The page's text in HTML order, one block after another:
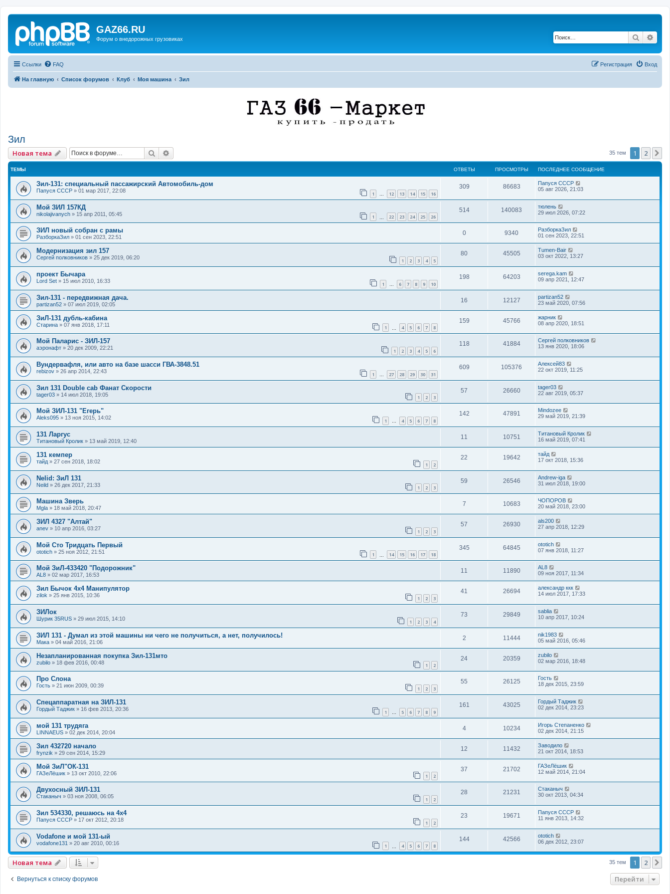
GAZ66.RU
Форум о внедорожных грузовиках Поиск
Ссылки FAQ Вход
Регистрация
На главную Список форумов Клуб Моя машина Зил
Зил
Новая тема Поиск 35 тем 1 2
ТЕМЫ ОТВЕТЫ ПРОСМОТРЫ ПОСЛЕДНЕЕ СООБЩЕНИЕ
Зил-131: специальный пассажирский Автомобиль-дом
Папуся СССР » 01 мар 2017, 22:08 1 … 12 13 14 15 16
309 86683
Папуся СССР
05 авг 2026, 21:03
Мой ЗИЛ 157КД
nikolajivanych » 15 апр 2011, 05:45 1 22 23 24 25 26
514 140083
тюлень
29 июл 2026, 07:22
ЗИЛ новый собран с рамы
РазборкаЗил » 01 сен 2023, 22:51
0 9340
РазборкаЗил
01 сен 2023, 22:51
Модернизация зил 157
Сергей полковников » 25 дек 2019, 06:20 1 2 3 4 5
80 45505
Tumen-Bair
03 окт 2022, 13:27
проект Бычара
Lord Set » 15 июл 2010, 16:33 1 … 6 7 8 9 10
198 64203
serega.kam
09 апр 2021, 12:47
Зил-131 - передвижная дача.
partizan52 » 07 июл 2019, 02:05
16 12127
partizan52
23 май 2020, 07:56
ЗиЛ-131 дубль-кабина
Старина » 07 янв 2018, 17:11 1 4 5 6 7 8
159 45766
жарник
08 апр 2020, 18:51
Мой Паларис - ЗИЛ-157
аэронафт » 20 дек 2009, 22:21 1 2 3 4 5 6
118 41884
Сергей полковников
13 янв 2020, 18:06
Вундервафля, или авто на базе шасси ГВА-3848.51
rebizov » 26 апр 2014, 22:43 1 … 27 28 29 30 31
609 105376
Алексей83
22 окт 2019, 11:25
Зил 131 Double cab Фанат Скорости
tager03 » 14 июл 2018, 19:05 1 2 3
57 26660
tager03
22 авг 2019, 05:37
Мой ЗИЛ-131 "Егерь"
Aleks095 » 13 ноя 2015, 14:02 1 … 4 5 6 7 8
142 47891
Mindozee
29 май 2019, 21:39
131 Ларгус
Титановый Кролик » 13 май 2019, 12:40
11 10751
Титановый Кролик
16 май 2019, 07:41
131 кемпер
тайд » 27 сен 2018, 18:02 1 2
22 19642
тайд
17 окт 2018, 15:36
Nelid: ЗиЛ 131
Neild » 26 дек 2017, 21:33 1 2 3
59 26546
Andrew-iga
31 июл 2018, 19:00
Машина Зверь
Mgla » 18 май 2018, 20:47
7 10683
ЧОПОРОВ
20 май 2018, 23:00
ЗИЛ 4327 "Алтай"
anev » 10 апр 2016, 03:27 1 2 3
57 26930
als200
27 апр 2018, 12:29
Мой Сто Тридцать Первый
ototich » 25 ноя 2012, 21:51 1 14 15 16 17 18
345 64845
ototich
07 янв 2018, 11:27
Мой ЗиЛ-433420 "Подорожник"
AL8 » 02 мар 2017, 16:53
11 11890
AL8
09 ноя 2017, 11:34
Зил Бычок 4х4 Манипулятор
zilok » 25 янв 2015, 10:36 1 2 3
41 26694
александр ккк
14 июл 2017, 17:33
ЗИЛок
Шурик 35RUS » 29 июл 2015, 14:10 1 2 3 4
73 29849
sablia
10 апр 2017, 10:24
ЗИЛ 131 - Думал из этой машины ни чего не получиться, а нет, получилось!
Мака » 04 май 2016, 21:06
2 11444
nik1983
05 май 2016, 05:46
Незапланированная покупка Зил-131мто
zubilo » 18 фев 2016, 00:48 1 2
24 20359
zubilo
02 мар 2016, 18:48
Про Слона
Гость » 21 июн 2009, 00:39 1 2 3
55 26125
Гость
18 дек 2015, 23:59
Спецаппаратная на ЗИЛ-131
Гордый Таджик » 16 фев 2013, 20:36 1 … 5 6 7 8 9
161 43025
Гордый Таджик
02 дек 2014, 23:23
мой 131 трудяга
LINNAEUS » 02 дек 2014, 20:04
4 10234
Игорь Степаненко
02 дек 2014, 21:15
Зил 432720 начало
frynzik » 29 сен 2014, 15:29
12 11432
Заводило
21 окт 2014, 18:53
Мой ЗиЛ"ОК-131
ГАЗеЛёшик » 13 окт 2010, 22:06 1 2
37 21702
ГАЗеЛёшик
12 май 2014, 21:04
Двухосный ЗИЛ-131
Стаканыч » 03 ноя 2008, 06:05 1 2
28 21231
Стаканыч
30 окт 2013, 04:34
Зил 534330, решаюсь на 4х4
Папуся СССР » 17 окт 2012, 20:18 1 2
23 19671
Папуся СССР
11 янв 2013, 14:32
Vodafone и мой 131-ый
vodafone131 » 20 авг 2010, 00:16 1 4 5 6 7 8
144 42566
ototich
06 дек 2012, 23:07
Новая тема 35 тем 1 2
Вернуться к списку форумов Перейти